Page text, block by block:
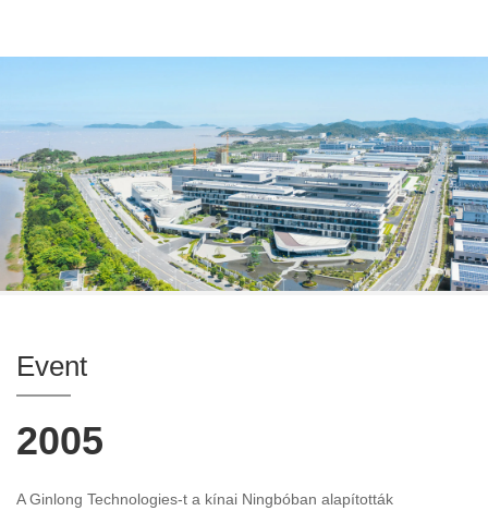
Event
2005
A Ginlong Technologies-t a kínai Ningbóban alapították